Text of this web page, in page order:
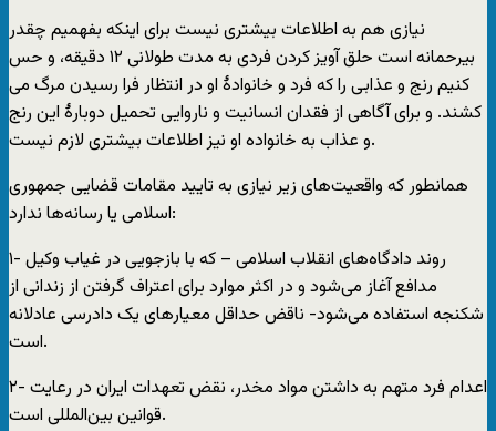
نیازی هم به اطلاعات بیشتری نیست برای اینکه بفهمیم چقدر
بیرحمانه است حلق آویز کردن فردی به مدت طولانی ١٢ دقیقه، و حس
کنیم رنج و عذابی را که فرد و خانوادۀ او در انتظار فرا رسیدن مرگ می
کشند. و برای آگاهی از فقدان انسانیت و ناروایی تحمیل دوبارۀ این رنج
و عذاب به خانواده او نیز اطلاعات بیشتری لازم نیست.
همانطور که واقعیت‌های زیر نیازی به تایید مقامات قضایی جمهوری
اسلامی یا رسانه‌ها ندارد:
۱- روند دادگاه‌های انقلاب اسلامی – که با بازجویی‌ در غیاب وکیل
مدافع آغاز می‌شود و در اکثر موارد برای اعتراف گرفتن از زندانی از
شکنجه استفاده می‌شود- ناقض حداقل معیارهای یک دادرسی عادلانه
است.
۲- اعدام فرد متهم به داشتن مواد مخدر، نقض تعهدات ایران در رعایت
قوانین بین‌المللی است.